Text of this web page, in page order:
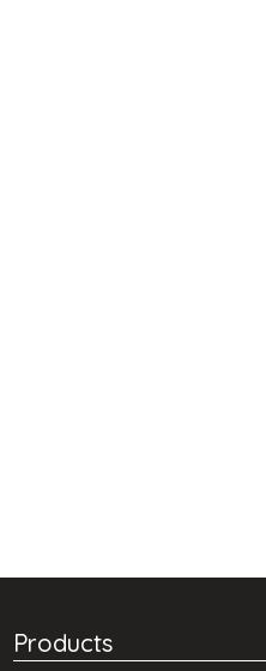
Products